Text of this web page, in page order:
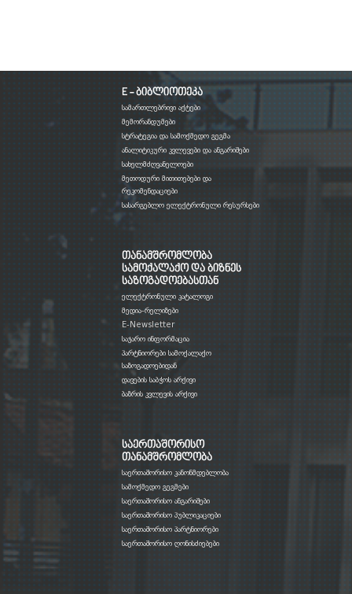
E - ბიბლიოთეკა
სამართლებრივი აქტები
მემორანდუმები
სტრატეგია და სამოქმედო გეგმა
ანალიტიკური კვლევები და ანგარიშები
სახელმძღვანელოები
მეთოდური მითითებები და
რეკომენდაციები
სასარგებლო ელექტრონული რესურსები
თანამშრომლობა
სამოქალაქო და ბიზნეს
საზოგადოებასთან
ელექტრონული კატალოგი
მედია-რელიზები
E-Newsletter
საჯარო ინფორმაცია
პარტნიორები სამოქალაქო
საზოგადოებიდან
დავების საბჭოს არქივი
ბაზრის კვლევის არქივი
საერთაშორისო
თანამშრომლობა
საერთაშორისო კანონმდებლობა
სამოქმედო გეგმები
საერთაშორისო ანგარიშები
საერთაშორისო პუბლიკაციები
საერთაშორისო პარტნიორები
საერთაშორისო ღონისძიებები